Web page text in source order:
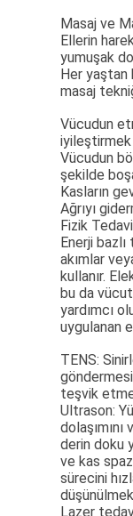
Masaj ve
Ellerin
yumuşak
Her yaştan
masaj
Vücudun
iyileştirmek
Vücudun
şekilde
Kasların
Ağrıyı
Fizik
Enerji
akımlar
kullanır.
bu da
yardımcı
uygulanan
TENS:
teşvik
Ultrason:
derin doku
ve kas
sürecini
Lazer